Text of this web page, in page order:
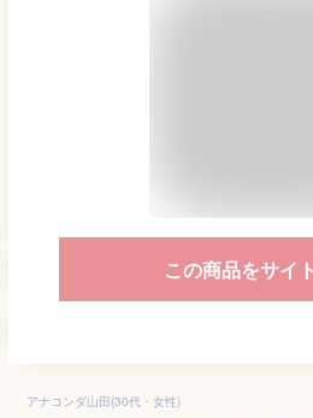
この商品をサイ
アナコンダ山田(30代・女性)